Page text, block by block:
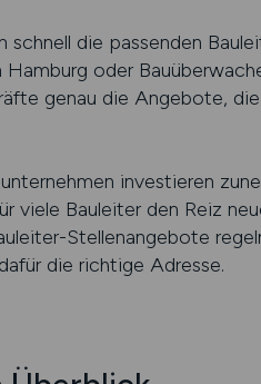
die passenden
oder
genau die Angebote,
investieren
viele Bauleiter den Reiz
Stellenangebote
die richtige Adresse.